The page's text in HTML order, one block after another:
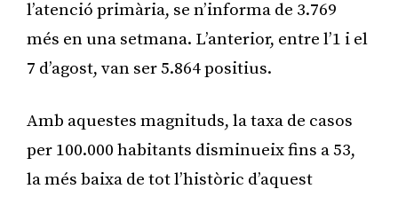
l’atenció primària, se n’informa de 3.769
més en una setmana. L’anterior, entre l’1 i el
7 d’agost, van ser 5.864 positius.
Amb aquestes magnituds, la taxa de casos
per 100.000 habitants disminueix fins a 53,
la més baixa de tot l’històric d’aquest